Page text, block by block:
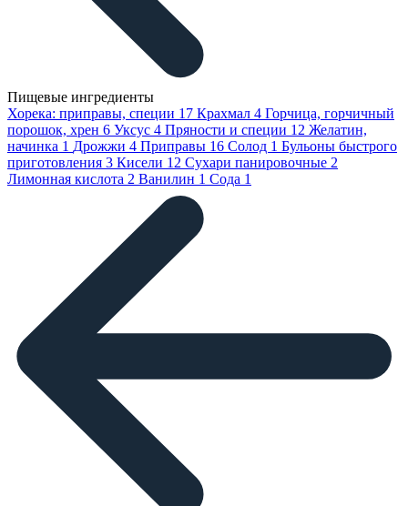
Пищевые ингредиенты
Хорека: приправы, специи 17 Крахмал 4 Горчица, горчичный
порошок, хрен 6 Уксус 4 Пряности и специи 12 Желатин,
начинка 1 Дрожжи 4 Приправы 16 Солод 1 Бульоны быстрого
приготовления 3 Кисели 12 Сухари панировочные 2
Лимонная кислота 2 Ванилин 1 Сода 1